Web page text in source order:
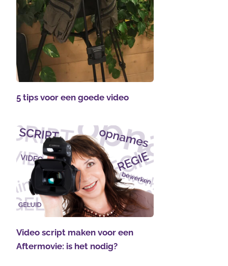
5 tips voor een goede video
Video script maken voor een
Aftermovie: is het nodig?